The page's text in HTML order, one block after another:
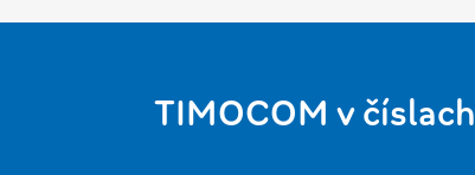
TIMOCOM v číslach